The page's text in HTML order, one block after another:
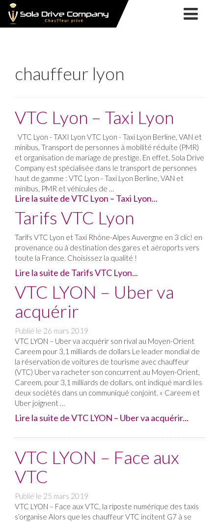
SOLA
DRIVE
SERVICES
NOS
SERVICES
CHAUFFEUR
LYON
ACTUALITÉS
CONTACT
RÉSERVATION
chauffeur lyon
VTC Lyon – Taxi Lyon
VTC Lyon - TAXI Lyon VTC Lyon - Taxi Lyon Berline, VAN et
minibus, Transport de personnes à mobilité réduite (PMR)
et organisation de mariage de prestige. En effet, Sola Drive
Company est spécialisée dans le transport de personnes
haut de gamme : VTC Lyon - Taxi Lyon Berline, VAN et
minibus, PMR et véhicules de …
Lire la suite de VTC Lyon – Taxi Lyon...
Tarifs VTC Lyon
Tarifs VTC Lyon et Taxi Rhône-Alpes Auvergne en 3 clic! en
provenance ou à destination des gares et aéroports vers
toute la France. Choisissez la qualité !
Lire la suite de Tarifs VTC Lyon...
VTC LYON – Uber va
acquérir
Publié le 26 mars 2019
VTC LYON – Uber va acquérir son rival au Moyen-Orient
Careem pour 3,1 milliards de dollars Le leader mondial de
la réservation de voitures de tourisme avec chauffeur
(VTC) Uber va racheter son concurrent au Moyen-Orient,
Careem, pour 3,1 milliards de dollars, ont indiqué mardi les
deux sociétés dans un communiqué conjoint. « Careem et
Uber joignent …
Lire la suite de VTC LYON – Uber va acquérir...
VTC LYON – Face aux
VTC
Publié le 25 mars 2019
VTC LYON – Face aux VTC, la riposte numérique des taxis
s’organise Alors que les chauffeur VTC incitent G7 à se